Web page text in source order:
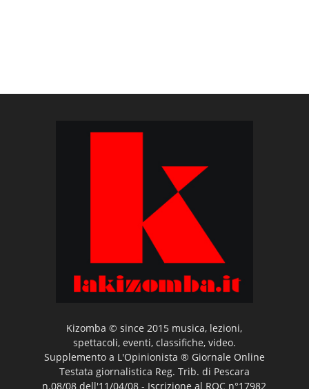
Kizomba © since 2015 musica, lezioni,
spettacoli, eventi, classifiche, video.
Supplemento a L'Opinionista ® Giornale Online
Testata giornalistica Reg. Trib. di Pescara
n.08/08 dell'11/04/08 - Iscrizione al ROC n°17982